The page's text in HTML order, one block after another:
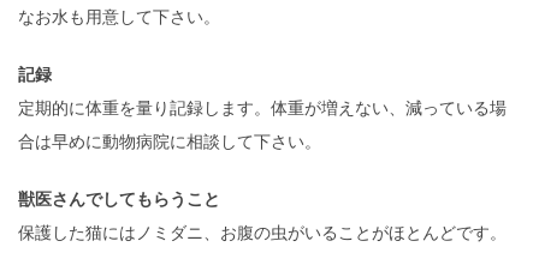
なお水も用意して下さい。
記録
定期的に体重を量り記録します。体重が増えない、減っている場
合は早めに動物病院に相談して下さい。
獣医さんでしてもらうこと
保護した猫にはノミダニ、お腹の虫がいることがほとんどです。